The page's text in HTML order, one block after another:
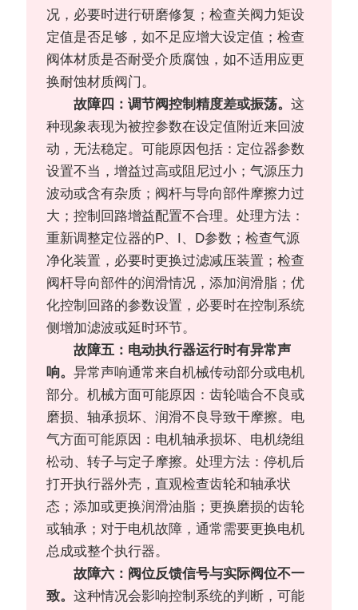
况，必要时进行研磨修复；检查关阀力矩设
定值是否足够，如不足应增大设定值；检查
阀体材质是否耐受介质腐蚀，如不适用应更
换耐蚀材质阀门。
故障四：调节阀控制精度差或振荡。这
种现象表现为被控参数在设定值附近来回波
动，无法稳定。可能原因包括：定位器参数
设置不当，增益过高或阻尼过小；气源压力
波动或含有杂质；阀杆与导向部件摩擦力过
大；控制回路增益配置不合理。处理方法：
重新调整定位器的P、I、D参数；检查气源
净化装置，必要时更换过滤减压装置；检查
阀杆导向部件的润滑情况，添加润滑脂；优
化控制回路的参数设置，必要时在控制系统
侧增加滤波或延时环节。
故障五：电动执行器运行时有异常声
响。异常声响通常来自机械传动部分或电机
部分。机械方面可能原因：齿轮啮合不良或
磨损、轴承损坏、润滑不良导致干摩擦。电
气方面可能原因：电机轴承损坏、电机绕组
松动、转子与定子摩擦。处理方法：停机后
打开执行器外壳，直观检查齿轮和轴承状
态；添加或更换润滑油脂；更换磨损的齿轮
或轴承；对于电机故障，通常需要更换电机
总成或整个执行器。
故障六：阀位反馈信号与实际阀位不一
致。这种情况会影响控制系统的判断，可能